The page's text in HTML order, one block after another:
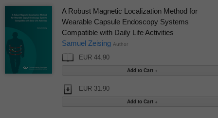
A Robust Magnetic Localization Method for
Wearable Capsule Endoscopy Systems
Compatible with Daily Life Activities
Samuel Zeising Author
EUR 44.90
EUR 31.90